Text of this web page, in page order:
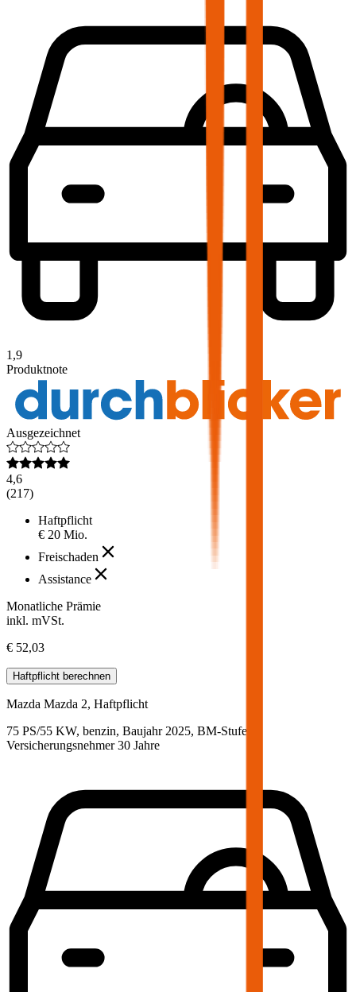
1,9
Produktnote
Ausgezeichnet
4,6
(217)
Haftpflicht
€ 20 Mio.
Freischaden
Assistance
Monatliche Prämie
inkl. mVSt.
€ 52,03
Haftpflicht berechnen
Mazda Mazda 2, Haftpflicht
75 PS/55 KW, benzin, Baujahr 2025, BM-Stufe
Versicherungsnehmer 30 Jahre